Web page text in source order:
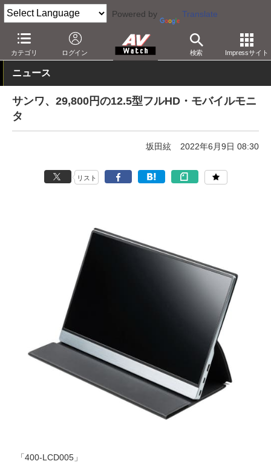
Powered by Translate
カテゴリ ログイン 検索 Impressサイト
AV Watch 製品 ディスプレイ
ニュース
サンワ、29,800円の12.5型フルHD・モバイルモニ
タ
坂田絃 2022年6月9日 08:30
リスト
「400-LCD005」